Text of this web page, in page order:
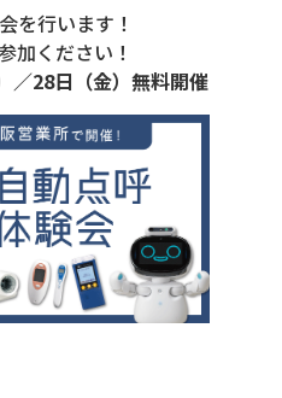
を行います！
加ください！
／28日（金）無料開催